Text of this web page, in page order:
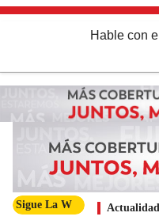
Hable con el
Sigue La W Actualidad